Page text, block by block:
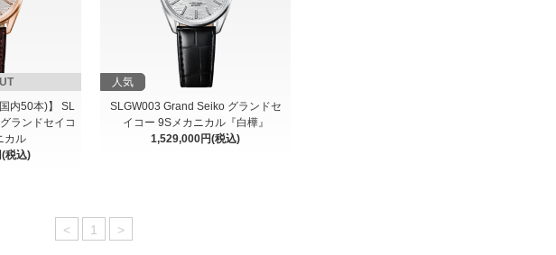
内50本)】 SL
ランドセイコ
カル
税込)
人気
SLGW003 Grand Seiko グランドセ
イコー 9Sメカニカル『白樺』
1,529,000円(税込)
< 1 >